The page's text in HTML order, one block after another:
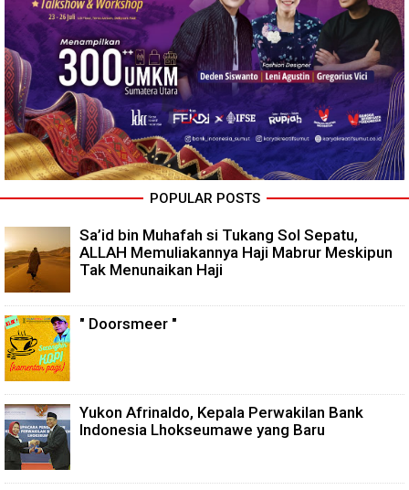
POPULAR POSTS
Sa’id bin Muhafah si Tukang Sol Sepatu,
ALLAH Memuliakannya Haji Mabrur Meskipun
Tak Menunaikan Haji
" Doorsmeer "
Yukon Afrinaldo, Kepala Perwakilan Bank
Indonesia Lhokseumawe yang Baru